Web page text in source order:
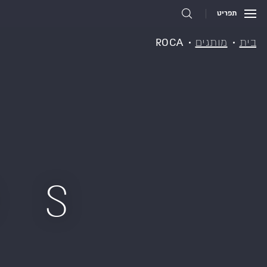
תפריט
בית מותגים ROCA